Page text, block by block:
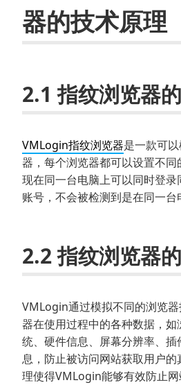
器的技术原理
2.1 指纹浏览器
VMLogin指纹浏览器是一款可
器，每个浏览器都可以设置不
现在同一台电脑上可以同时登
账号，不会被检测到是在同一台
2.2 指纹浏览器
VMLogin通过模拟不同的浏览
器在使用过程中的各种数据，
统、硬件信息、屏幕分辨率、
息，防止被访问网站获取用户
理使得VMLogin能够有效防止